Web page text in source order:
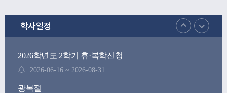
학사일정
2026학년도 2학기 휴·복학신청
2026-06-16 ~ 2026-08-31
광복절